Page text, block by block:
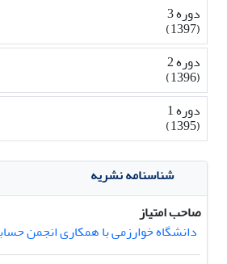
دوره 3
(1397)
دوره 2
(1396)
دوره 1
(1395)
شناسنامه نشریه
صاحب امتیاز
دانشگاه خوارزمی با همکاری انجمن